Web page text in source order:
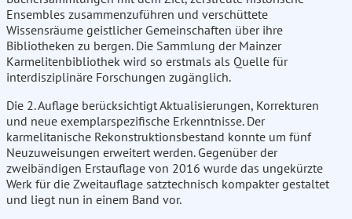
Ensembles zusammenzuführen und verschüttete
Wissensräume geistlicher Gemeinschaften über ihre
Bibliotheken zu bergen. Die Sammlung der Mainzer
Karmelitenbibliothek wird so erstmals als Quelle für
interdisziplinäre Forschungen zugänglich.
Die 2. Auflage berücksichtigt Aktualisierungen, Korrekturen
und neue exemplarspezifische Erkenntnisse. Der
karmelitanische Rekonstruktionsbestand konnte um fünf
Neuzuweisungen erweitert werden. Gegenüber der
zweibändigen Erstauflage von 2016 wurde das ungekürzte
Werk für die Zweitauflage satztechnisch kompakter gestaltet
und liegt nun in einem Band vor.